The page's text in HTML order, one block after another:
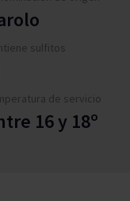
sulfitos
de servicio
16 y 18º